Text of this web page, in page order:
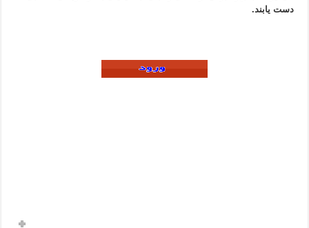
دست یابند.